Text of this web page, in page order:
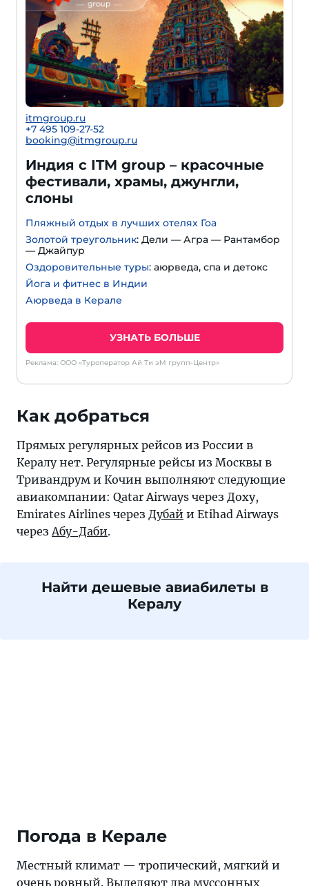
itmgroup.ru
+7 495 109-27-52
booking@itmgroup.ru
Индия с ITM group – красочные
фестивали, храмы, джунгли,
слоны
Пляжный отдых в лучших отелях Гоа
Золотой треугольник: Дели — Агра — Рантамбор
— Джайпур
Оздоровительные туры: аюрведа, спа и детокс
Йога и фитнес в Индии
Аюрведа в Керале
УЗНАТЬ БОЛЬШЕ
Реклама: ООО «Туроператор Ай Ти эМ групп-Центр»
Как добраться
Прямых регулярных рейсов из России в
Кералу нет. Регулярные рейсы из Москвы в
Тривандрум и Кочин выполняют следующие
авиакомпании: Qatar Airways через Доху,
Emirates Airlines через Дубай и Etihad Airways
черезАбу-Даби.
Найти дешевые авиабилеты в
Кералу
Погода в Керале
Местный климат — тропический, мягкий и
очень ровный. Выделяют два муссонных